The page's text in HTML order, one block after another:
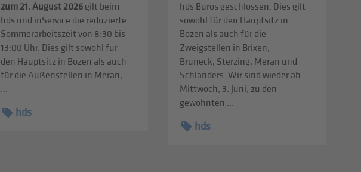
zum 21. August 2026 gilt beim
hds und inService die reduzierte
Sommerarbeitszeit von 8:30 bis
13:00 Uhr. Dies gilt sowohl für
den Hauptsitz in Bozen als auch
für die Außenstellen in Meran,
...
hds
hds Büros geschlossen. Dies gilt
sowohl für den Hauptsitz in
Bozen als auch für die
Zweigstellen in Brixen,
Bruneck, Sterzing, Meran und
Schlanders. Wir sind wieder ab
Mittwoch, 3. Juni, zu den
gewohnten ...
hds